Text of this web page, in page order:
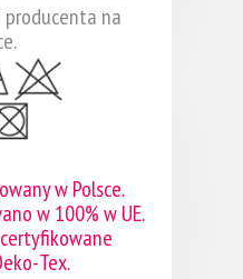
producenta na
w Polsce.
w 100% w UE.
Tex.